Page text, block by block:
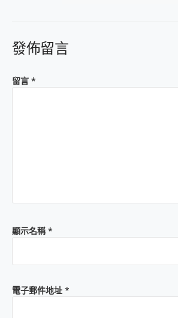
發佈留言
留言 *
顯示名稱*
電子郵件地址 *